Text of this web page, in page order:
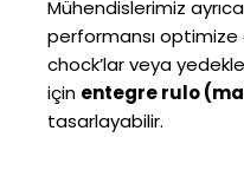
Mühendislerimiz
performansı optimize
chock’lar veya
için entegre rulo
tasarlayabilir.